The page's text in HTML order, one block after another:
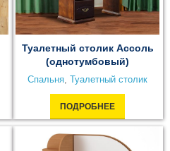
Туалетный столик Ассоль
(однотумбовый)
Спальня, Туалетный столик
ПОДРОБНЕЕ